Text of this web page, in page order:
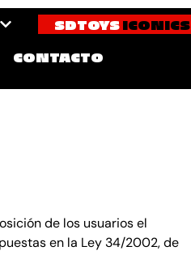
SDTOYS ICONICS
CONTACTO
de los usuarios el
en la Ley 34/2002, de